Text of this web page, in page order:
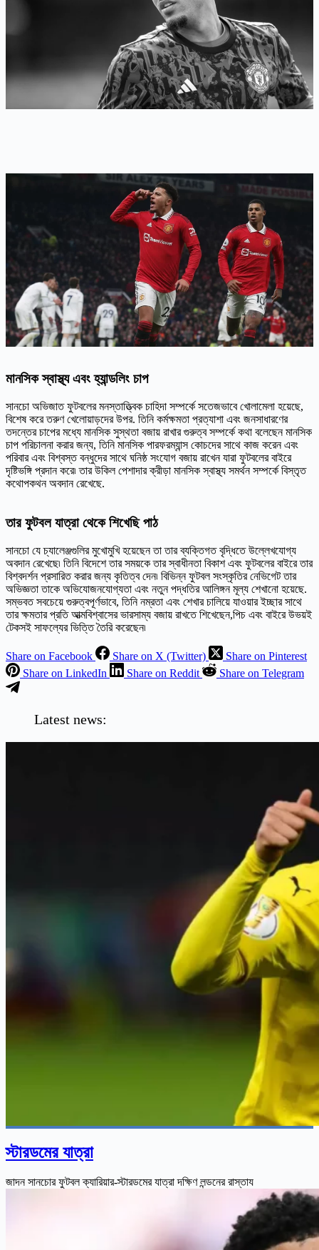
মানসিক স্বাস্থ্য এবং হ্যান্ডলিং চাপ
সানচো অভিজাত ফুটবলের মনস্তাত্ত্বিক চাহিদা সম্পর্কে সতেজভাবে খোলামেলা হয়েছে,
বিশেষ করে তরুণ খেলোয়াড়দের উপর. তিনি কর্মক্ষমতা প্রত্যাশা এবং জনসাধারণের
তদন্তের চাপের মধ্যে মানসিক সুস্থতা বজায় রাখার গুরুত্ব সম্পর্কে কথা বলেছেন মানসিক
চাপ পরিচালনা করার জন্য, তিনি মানসিক পারফরম্যান্স কোচদের সাথে কাজ করেন এবং
পরিবার এবং বিশ্বস্ত বন্ধুদের সাথে ঘনিষ্ঠ সংযোগ বজায় রাখেন যারা ফুটবলের বাইরে
দৃষ্টিভঙ্গি প্রদান করে৷ তার উকিল পেশাদার ক্রীড়া মানসিক স্বাস্থ্য সমর্থন সম্পর্কে বিস্তৃত
কথোপকথন অবদান রেখেছে.
তার ফুটবল যাত্রা থেকে শিখেছি পাঠ
সানচো যে চ্যালেঞ্জগুলির মুখোমুখি হয়েছেন তা তার ব্যক্তিগত বৃদ্ধিতে উল্লেখযোগ্য
অবদান রেখেছে৷ তিনি বিদেশে তার সময়কে তার স্বাধীনতা বিকাশ এবং ফুটবলের বাইরে তার
বিশ্বদর্শন প্রসারিত করার জন্য কৃতিত্ব দেন৷ বিভিন্ন ফুটবল সংস্কৃতির নেভিগেট তার
অভিজ্ঞতা তাকে অভিযোজনযোগ্যতা এবং নতুন পদ্ধতির আলিঙ্গন মূল্য শেখানো হয়েছে.
সম্ভবত সবচেয়ে গুরুত্বপূর্ণভাবে, তিনি নম্রতা এবং শেখার চালিয়ে যাওয়ার ইচ্ছার সাথে
তার ক্ষমতার প্রতি আত্মবিশ্বাসের ভারসাম্য বজায় রাখতে শিখেছেন,পিচ এবং বাইরে উভয়ই
টেকসই সাফল্যের ভিত্তি তৈরি করেছেন৷
Share on Facebook Share on X (Twitter)
Share on Pinterest
Share on LinkedIn
Share on Reddit Share on Telegram
Latest news:
স্টারডমের যাত্রা
জাদন সানচোর ফুটবল ক্যারিয়ার-স্টারডমের যাত্রা দক্ষিণ লন্ডনের রাস্তায